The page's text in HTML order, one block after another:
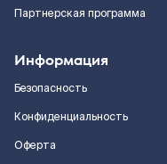
Партнерская программа
Информация
Безопасность
Конфиденциальность
Оферта